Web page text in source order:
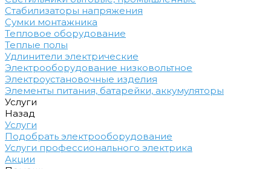
Стабилизаторы напряжения
Сумки монтажника
Тепловое оборудование
Теплые полы
Удлинители электрические
Электрооборудование низковольтное
Электроустановочные изделия
Элементы питания, батарейки, аккумуляторы
Услуги
Назад
Услуги
Подобрать электрооборудование
Услуги профессионального электрика
Акции